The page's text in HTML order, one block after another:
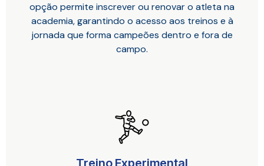
opção permite inscrever ou renovar o atleta na
academia, garantindo o acesso aos treinos e à
jornada que forma campeões dentro e fora de
campo.
Treino Experimental